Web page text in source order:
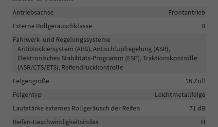
Antriebsachse
Frontantrieb
Externe Rollgeräuschklasse
B
Fahrwerk- und Regelungssysteme
Antiblockiersystem (ABS), Antischlupfregelung (ASR),
Elektronisches Stabilitäts-Programm (ESP), Traktionskontrolle
(ASR/CTS/ETS), Reifendruckkontrolle
Felgengröße
16 Zoll
Felgentyp
Leichtmetallfelge
Lautstärke externes Rollgeräusch der Reifen
71 dB
Reifen-Geschwindigkeitsindex
H